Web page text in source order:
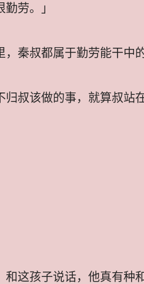
勤劳。」
，秦叔都属于勤劳能干中
归叔该做的事，就算叔
和这孩子说话，他真有种